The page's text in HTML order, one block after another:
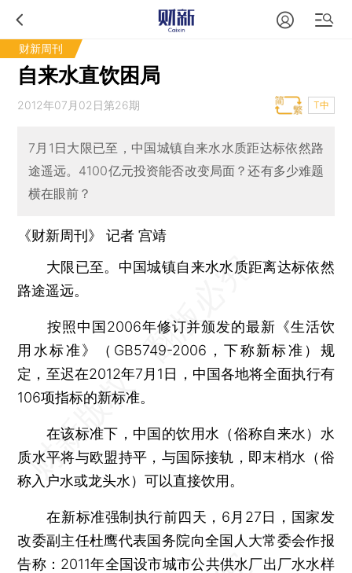
财新周刊
自来水直饮困局
2012年07月02日第26期 T中
7月1日大限已至，中国城镇自来水水质距达标依然路
途遥远。4100亿元投资能否改变局面？还有多少难题
横在眼前？
《财新周刊》 记者宫靖
大限已至。中国城镇自来水水质距离达标依然
路途遥远。
按照中国2006年修订并颁发的最新《生活饮
用水标准》（GB5749-2006，下称新标准）规
定，至迟在2012年7月1日，中国各地将全面执行有
106项指标的新标准。
在该标准下，中国的饮用水（俗称自来水）水
质水平将与欧盟持平，与国际接轨，即末梢水（俗
称入户水或龙头水）可以直接饮用。
在新标准强制执行前四天，6月27日，国家发
改委副主任杜鹰代表国务院向全国人大常委会作报
告称：2011年全国设市城市公共供水厂出厂水水样